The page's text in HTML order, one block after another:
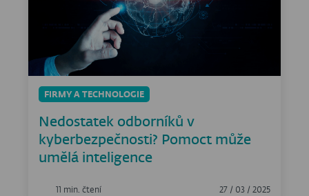
FIRMY A TECHNOLOGIE
Nedostatek odborníků v
kyberbezpečnosti? Pomoct může
umělá inteligence
11 min. čtení 27 / 03 / 2025